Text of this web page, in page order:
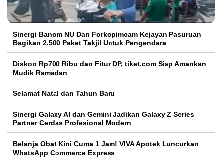
Sinergi Banom NU Dan Forkopimcam Kejayan Pasuruan
Bagikan 2.500 Paket Takjil Untuk Pengendara
Diskon Rp700 Ribu dan Fitur DP, tiket.com Siap Amankan
Mudik Ramadan
Selamat Natal dan Tahun Baru
Sinergi Galaxy AI dan Gemini Jadikan Galaxy Z Series
Partner Cerdas Profesional Modern
Belanja Obat Kini Cuma 1 Jam! VIVA Apotek Luncurkan
WhatsApp Commerce Express